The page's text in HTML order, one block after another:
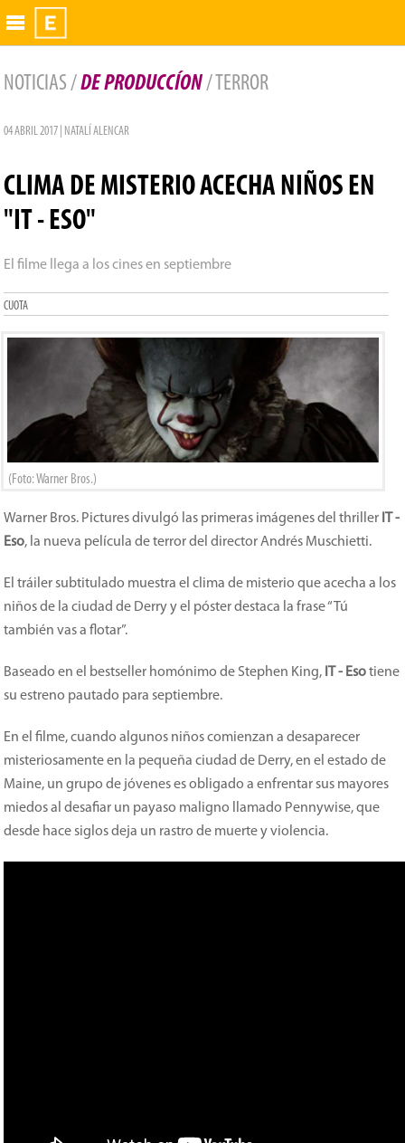
Exhibidor
NOTICIAS /DE PRODUCCÍON/ TERROR
04 ABRIL 2017 | NATALÍ ALENCAR
CLIMA DE MISTERIO ACECHA NIÑOS EN
"IT - ESO"
El filme llega a los cines en septiembre
CUOTA
(Foto: Warner Bros.)
Warner Bros. Pictures divulgó las primeras imágenes del thriller IT -
Eso, la nueva película de terror del director Andrés Muschietti.
El tráiler subtitulado muestra el clima de misterio que acecha a los
niños de la ciudad de Derry y el póster destaca la frase “Tú
también vas a flotar”.
Baseado en el bestseller homónimo de Stephen King, IT - Esotiene
su estreno pautado para septiembre.
En el filme, cuando algunos niños comienzan a desaparecer
misteriosamente en la pequeña ciudad de Derry, en el estado de
Maine, un grupo de jóvenes es obligado a enfrentar sus mayores
miedos al desafiar un payaso maligno llamado Pennywise, que
desde hace siglos deja un rastro de muerte y violencia.